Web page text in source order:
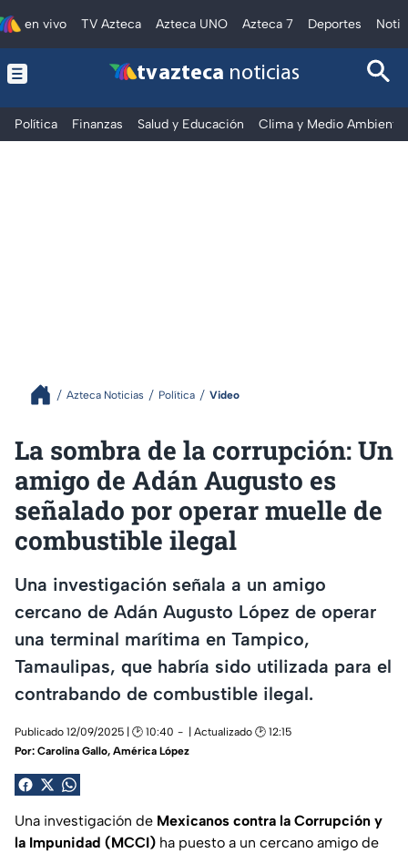
en vivo TV Azteca Azteca UNO Azteca 7 Deportes
tv azteca noticias
Política Finanzas Salud y Educación Clima y Medio Ambiente
Azteca Noticias Política Video
La sombra de la corrupción: Un
amigo de Adán Augusto es
señalado por operar muelle de
combustible ilegal
Una investigación señala a un amigo
cercano de Adán Augusto López de operar
una terminal marítima en Tampico,
Tamaulipas, que habría sido utilizada para el
contrabando de combustible ilegal.
Publicado 12/09/2025 | 🕑 10:40
| Actualizado 🕑 12:15
Por: Carolina Gallo, América López
Una investigación de Mexicanos contra la Corrupción y
la Impunidad (MCCI) ha puesto a un cercano amigo de